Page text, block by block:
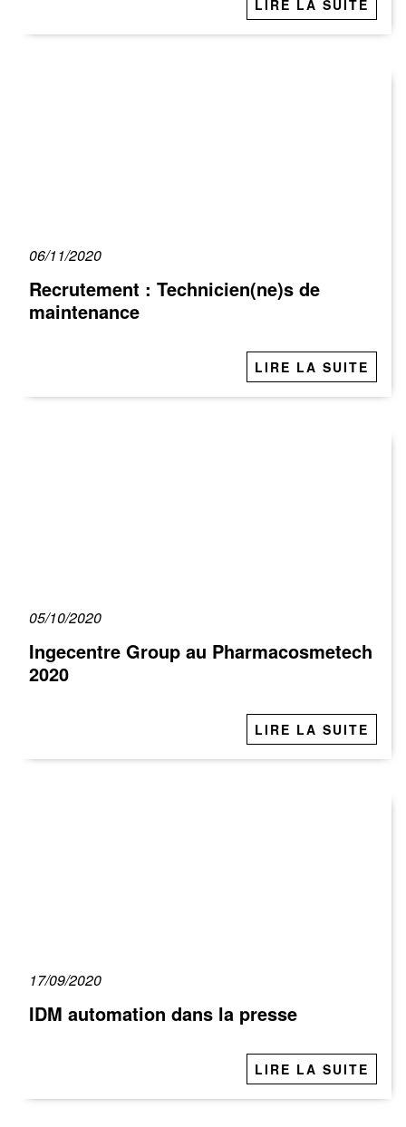
LIRE LA SUITE
06/11/2020
Recrutement : Technicien(ne)s de
maintenance
LIRE LA SUITE
05/10/2020
Ingecentre Group au Pharmacosmetech
2020
LIRE LA SUITE
17/09/2020
IDM automation dans la presse
LIRE LA SUITE